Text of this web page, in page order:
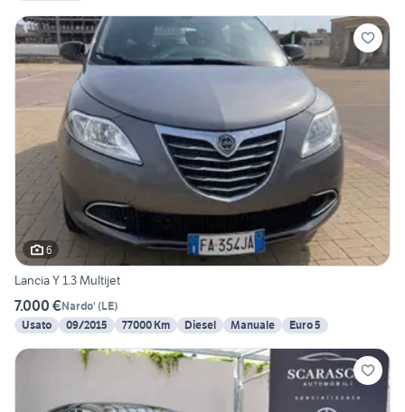
6
Lancia Y 1.3 Multijet
7.000 €Nardo' (LE)
Usato
09/2015 77000 Km Diesel Manuale Euro 5